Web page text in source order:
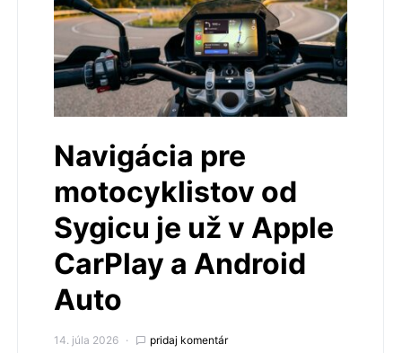
Navigácia pre
motocyklistov od
Sygicu je už v Apple
CarPlay a Android
Auto
14. júla 2026 pridaj komentár